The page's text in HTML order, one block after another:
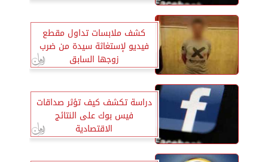
كشف ملابسات تداول مقطع
فيديو لإستغاثة سيدة من ضرب
زوجها السابق
دراسة تكشف كيف تؤثر صداقات
فيس بوك على النتائج
الاقتصادية